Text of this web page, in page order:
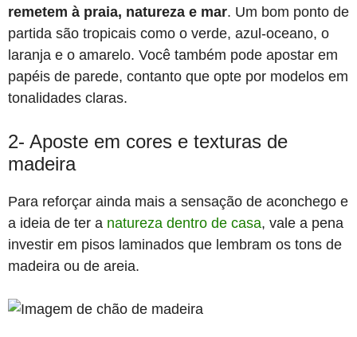
remetem à praia, natureza e mar. Um bom ponto de
partida são tropicais como o verde, azul-oceano, o
laranja e o amarelo. Você também pode apostar em
papéis de parede, contanto que opte por modelos em
tonalidades claras.
2- Aposte em cores e texturas de
madeira
Para reforçar ainda mais a sensação de aconchego e
a ideia de ter a natureza dentro de casa, vale a pena
investir em pisos laminados que lembram os tons de
madeira ou de areia.